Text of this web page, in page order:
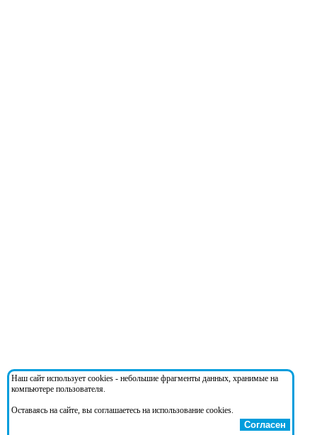
Наш сайт использует cookies - небольшие фрагменты данных, хранимые на
компьютере пользователя.
Оставаясь на сайте, вы соглашаетесь на использование cookies.
Согласен